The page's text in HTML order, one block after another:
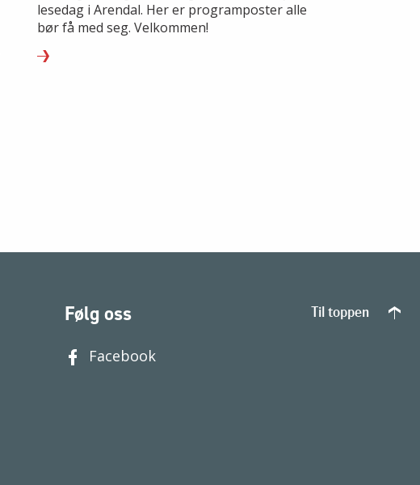
lesedag i Arendal. Her er programposter alle
bør få med seg. Velkommen!
Følg oss
Facebook
Til toppen